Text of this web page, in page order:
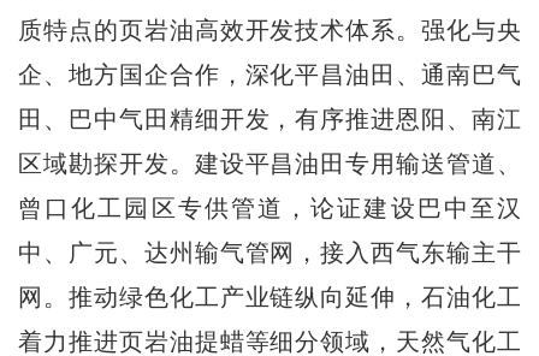
质特点的页岩油高效开发技术体系。强化与央
企、地方国企合作，深化平昌油田、通南巴气
田、巴中气田精细开发，有序推进恩阳、南江
区域勘探开发。建设平昌油田专用输送管道、
曾口化工园区专供管道，论证建设巴中至汉
中、广元、达州输气管网，接入西气东输主干
网。推动绿色化工产业链纵向延伸，石油化工
着力推进页岩油提蜡等细分领域，天然气化工